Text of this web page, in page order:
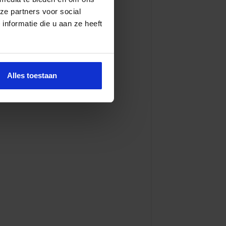
partners voor social
die u aan ze heeft
Alles toestaan